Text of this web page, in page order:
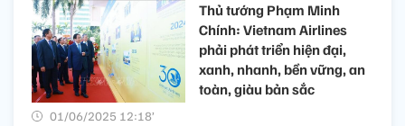
Thủ tướng Phạm Minh
Chính: Vietnam Airlines
phải phát triển hiện đại,
xanh, nhanh, bền vững, an
toàn, giàu bản sắc
01/06/2025 12:18’